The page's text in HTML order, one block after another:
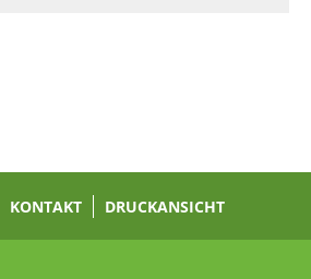
(Access key h)
(Access key u)
1)
KONTAKT DRUCKANSICHT